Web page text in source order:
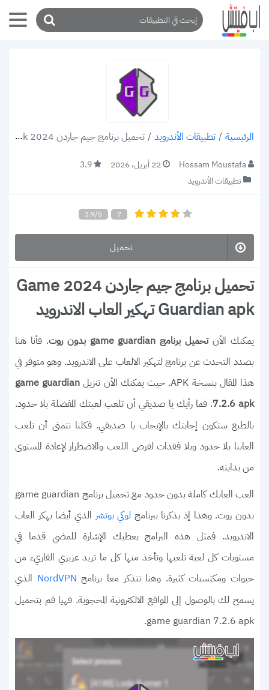
الرئيسية / تطبيقات الأندرويد / تحميل برنامج جيم جاردن 2024 Game Guardian apk تهكير العاب الاندرويد
Hossam Moustafa 22 أبريل، 2026
3.9
تطبيقات الأندرويد
3.9/5 7
تحميل
تحميل برنامج جيم جاردن 2024 Game
Guardian apk تهكير العاب الاندرويد
يمكنك الأنتحميل برنامج game guardian بدون روت
. فأنا هنا
بصدد التحدث عن برنامج لتهكير الالعاب على الاندرويد. وهو متوفر في
هذا المقال بنسخة APK. حيث يمكنك الأن تنزيل
game guardian
7.2.6 apk. فما رأيك يا صديقي أن تلعب لعبتك المفضلة بلا حدود.
بالطبع ستكون إجابتك بالإيجاب يا صديقي. فكلنا نتمنى أن نلعب
العابنا بلا حدود وبلا فقدات لفرص اللعب والاضطرار لإعادة المستوى
من بدايته.
العب العابك كاملة بدون حدود مع تحميل برنامج game guardian
بدون روت. وهذا إذ يذكرنا ببرنامج لوكي بوتشر الذي أيضا يهكر العاب
الاندرويد. فمثل هذه البرامج يعطيك الإشارة للمضي قدما في
مستويات كل لعبة تلعبها وتأخذ منها كل ما تريد عزيزي القاريء من
حيوات ومكتسبات كثيرة. وهنا نتذكر معا برنامج NordVPN الذي
يسمح لك بالوصول إلى المواقع الالكترونية المحجوبة. فهيا قم بتحميل
game guardian 7.2.6 apk.